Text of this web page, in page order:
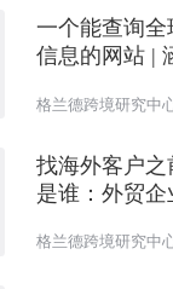
一个能查询全
信息的网站 |
格兰德跨境研究中
找海外客户
是谁：外贸
格兰德跨境研究中